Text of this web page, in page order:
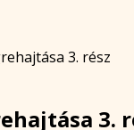
3. rész
3.